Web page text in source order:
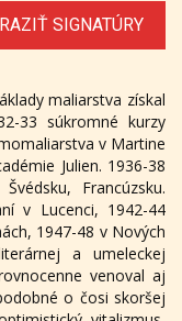
SIGNATÚRY
maliarstva získal
33 súkromné kurzy
v Martine
Julien. 1936-38
Francúzsku.
v Lucenci, 1942-44
1947-48 v Nových
a umeleckej
venoval aj
o čosi skoršej